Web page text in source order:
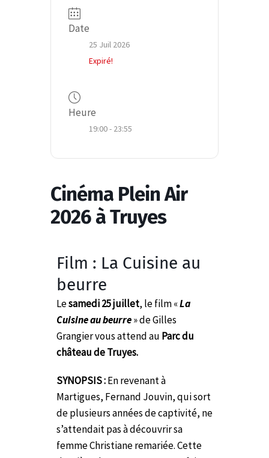
Date
25 Juil 2026
Expiré!
Heure
19:00 - 23:55
Cinéma Plein Air
2026 à Truyes
Film : La Cuisine au
beurre
Lesamedi 25 juillet, le film «La
Cuisine au beurre» de Gilles
Grangier vous attend au Parc du
château de Truyes.
SYNOPSIS :En revenant à
Martigues, Fernand Jouvin, qui sort
de plusieurs années de captivité, ne
s’attendait pas à découvrir sa
femme Christiane remariée. Cette